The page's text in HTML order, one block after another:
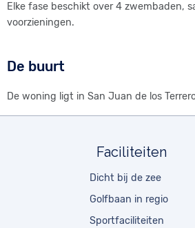
Elke fase beschikt over 4 zwembaden,
voorzieningen.
De buurt
De woning ligt in San Juan de los
Faciliteiten
Dicht bij de zee
Golfbaan in regio
Sportfaciliteiten